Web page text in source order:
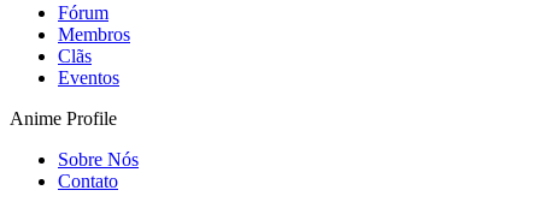
Fórum
Membros
Clãs
Eventos
Anime Profile
Sobre Nós
Contato